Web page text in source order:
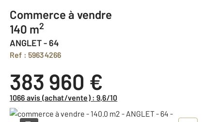
Commerce à vendre
140 m2
ANGLET - 64
Ref : 59634266
383 960 €
1066 avis (achat/vente) : 9,6/10